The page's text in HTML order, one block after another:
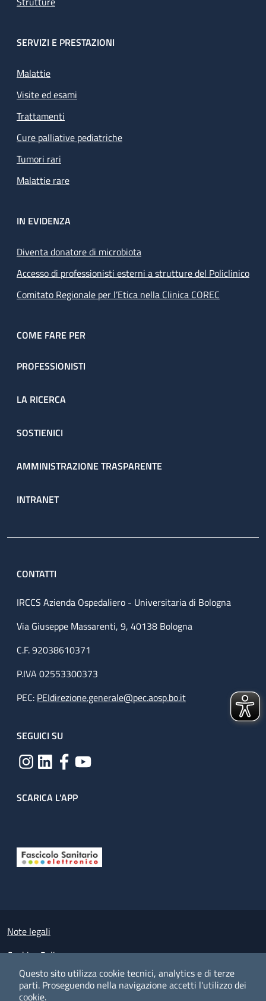
Questo sito utilizza cookie tecnici, analytics e di terze
parti. Proseguendo nella navigazione accetti l'utilizzo dei
cookie.
SERVIZI E PRESTAZIONI
Malattie
Visite ed esami
Trattamenti
Cure palliative pediatriche
Tumori rari
Malattie rare
IN EVIDENZA
Diventa donatore di microbiota
Accesso di professionisti esterni a strutture del Policlinico
Comitato Regionale per l’Etica nella Clinica COREC
COME FARE PER
PROFESSIONISTI
LA RICERCA
SOSTIENICI
AMMINISTRAZIONE TRASPARENTE
INTRANET
CONTATTI
IRCCS Azienda Ospedaliero - Universitaria di Bologna
Via Giuseppe Massarenti, 9, 40138 Bologna
C.F. 92038610371
P.IVA 02553300373
PEC: PEIdirezione.generale@pec.aosp.bo.it
SEGUICI SU
SCARICA L'APP
Small prints
Note legali
Cookies Policy
Policy privacy e protezione del dato personale